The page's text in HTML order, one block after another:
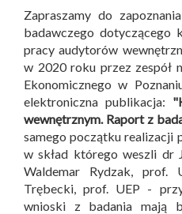
Zapraszamy do
badawczego dotyczącego
pracy audytorów
w 2020 roku przez zespół
Ekonomicznego w
elektroniczna publikacja:
wewnętrznym. Raport z
samego początku realizacji
w skład którego weszli dr
Waldemar Rydzak,
Trębecki, prof. UEP -
wnioski z badania mają